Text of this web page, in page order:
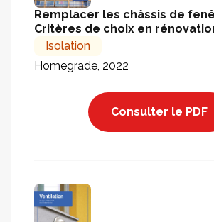
Remplacer les châssis de
Critères de choix en
Isolation
Homegrade, 2022
Consulter le PDF